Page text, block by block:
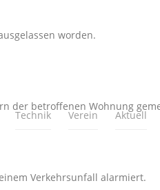
Technik Verein Aktuell
worden.
der betroffenen Wohnung
Verkehrsunfall alarmiert.